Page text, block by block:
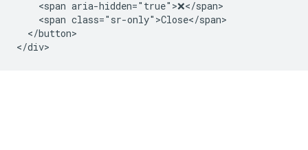
    <span aria-hidden="true">❌</span>
    <span class="sr-only">Close</span>
  </button>